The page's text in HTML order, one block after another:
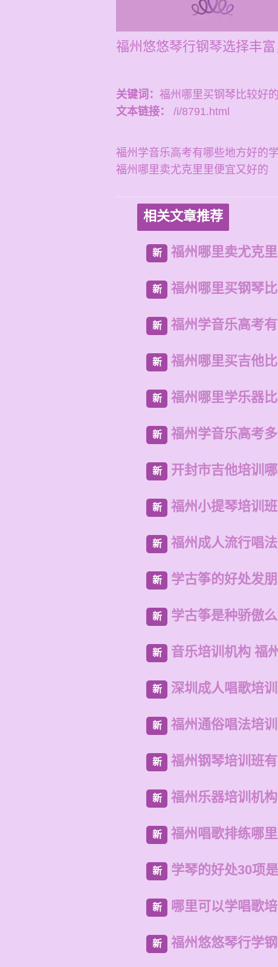
福州悠悠琴行钢琴选择丰
关键词： 福州哪里买钢琴比较好
文本链接：
/i/8791.html
福州学音乐高考有哪些地方好的
福州哪里卖尤克里里便宜又好的
相关文章推荐
新 福州哪里卖尤克
新 福州哪里买钢琴
新 福州学音乐高考
新 福州哪里买吉他
新 福州哪里学乐器
新 福州学音乐高考
新 开封市吉他培训
新 福州小提琴培训
新 福州成人流行唱
新 学古筝的好处发
新 学古筝是种骄傲么
新 音乐培训机构 福
新 深圳成人唱歌培
新 福州通俗唱法培
新 福州钢琴培训班
新 福州乐器培训机
新 福州唱歌排练哪
新 学琴的好处30项
新 哪里可以学唱歌
新 福州悠悠琴行学